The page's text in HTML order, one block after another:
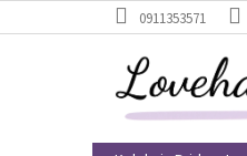
na
0911353571